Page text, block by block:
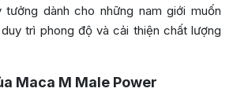
tưởng dành cho những nam giới muốn
trì phong độ và cải thiện chất lượng
Maca M Male Power